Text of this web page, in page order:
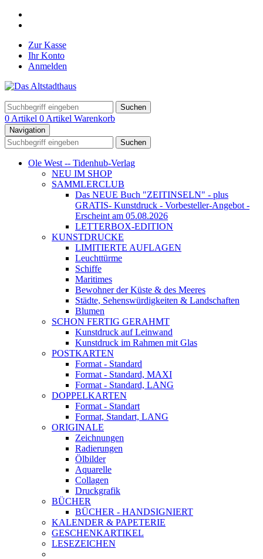
Zur Kasse
Ihr Konto
Anmelden
Suchen
0 Artikel 0 Artikel Warenkorb
Navigation
Suchen
Ole West -- Tidenhub-Verlag
NEU IM SHOP
SAMMLERCLUB
Das NEUE Buch "ZEITINSELN" - plus
GRATIS- Kunstdruck - Vorbesteller-Angebot -
Erscheint am 05.08.2026
LETTERBOX-EDITION
KUNSTDRUCKE
LIMITIERTE AUFLAGEN
Leuchttürme
Schiffe
Maritimes
Bewohner der Küste & des Meeres
Städte, Sehenswürdigkeiten & Landschaften
Blumen
SCHON FERTIG GERAHMT
Kunstdruck auf Leinwand
Kunstdruck im Rahmen mit Glas
POSTKARTEN
Format - Standard
Format - Standard, MAXI
Format - Standard, LANG
DOPPELKARTEN
Format - Standart
Format, Standart, LANG
ORIGINALE
Zeichnungen
Radierungen
Ölbilder
Aquarelle
Collagen
Druckgrafik
BÜCHER
BÜCHER - HANDSIGNIERT
KALENDER & PAPETERIE
GESCHENKARTIKEL
LESEZEICHEN